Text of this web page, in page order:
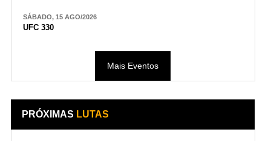
SÁBADO, 15 AGO/2026
UFC 330
Mais Eventos
PRÓXIMAS LUTAS